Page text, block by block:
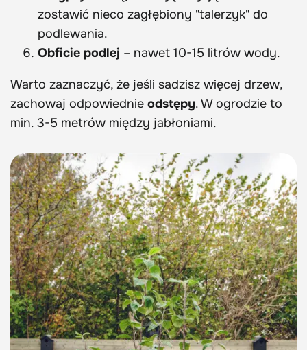
zostawić nieco zagłębiony "talerzyk" do
podlewania.
Obficie podlej – nawet 10-15 litrów wody.
Warto zaznaczyć, że jeśli sadzisz więcej drzew,
zachowaj odpowiednie odstępy. W ogrodzie to
min. 3-5 metrów między jabłoniami.